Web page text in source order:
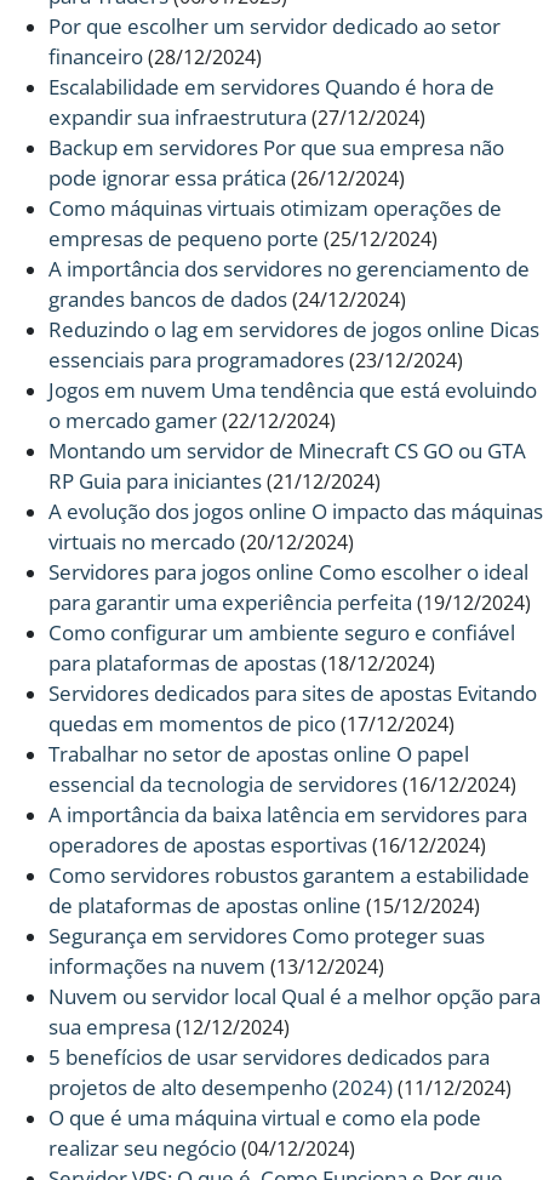
Por que escolher um servidor dedicado ao setor
financeiro(28/12/2024)
Escalabilidade em servidores Quando é hora de
expandir sua infraestrutura (27/12/2024)
Backup em servidores Por que sua empresa não
pode ignorar essa prática (26/12/2024)
Como máquinas virtuais otimizam operações de
empresas de pequeno porte (25/12/2024)
A importância dos servidores no gerenciamento de
grandes bancos de dados(24/12/2024)
Reduzindo o lag em servidores de jogos online Dicas
essenciais para programadores(23/12/2024)
Jogos em nuvem Uma tendência que está evoluindo
o mercado gamer(22/12/2024)
Montando um servidor de Minecraft CS GO ou GTA
RP Guia para iniciantes(21/12/2024)
A evolução dos jogos online O impacto das máquinas
virtuais no mercado(20/12/2024)
Servidores para jogos online Como escolher o ideal
para garantir uma experiência perfeita (19/12/2024)
Como configurar um ambiente seguro e confiável
para plataformas de apostas(18/12/2024)
Servidores dedicados para sites de apostas Evitando
quedas em momentos de pico(17/12/2024)
Trabalhar no setor de apostas online O papel
essencial da tecnologia de servidores(16/12/2024)
A importância da baixa latência em servidores para
operadores de apostas esportivas(16/12/2024)
Como servidores robustos garantem a estabilidade
de plataformas de apostas online (15/12/2024)
Segurança em servidores Como proteger suas
informações na nuvem (13/12/2024)
Nuvem ou servidor local Qual é a melhor opção para
sua empresa (12/12/2024)
5 benefícios de usar servidores dedicados para
projetos de alto desempenho (2024)(11/12/2024)
O que é uma máquina virtual e como ela pode
realizar seu negócio(04/12/2024)